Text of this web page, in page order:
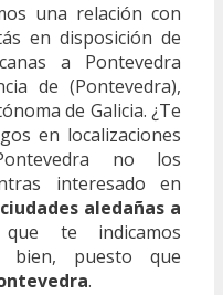
una relación con
en disposición de
a Pontevedra
de (Pontevedra),
de Galicia. ¿Te
en localizaciones
no los
interesado en
aledañas a
te indicamos
bien, puesto que
.